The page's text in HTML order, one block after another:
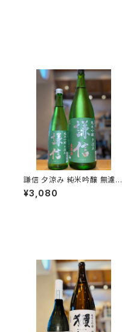
謙信 夕涼み 純米吟醸 無濾過
生 1800ml１本（池田屋酒造・
新潟県糸魚川市新鉄）
¥3,080